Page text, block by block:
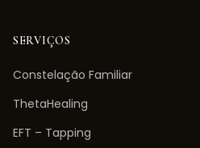
SERVIÇOS
Constelação Familiar
ThetaHealing
EFT – Tapping